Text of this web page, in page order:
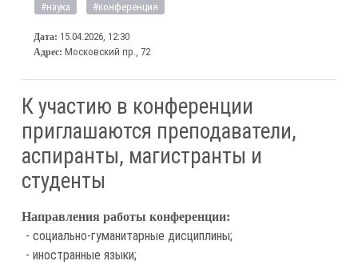
#наука #конференция
Дата: 15.04.2026, 12:30
Адрес: Московский пр., 72
К участию в конференции
приглашаются преподаватели,
аспиранты, магистранты и
студенты
Направления работы конференции:
- социально-гуманитарные дисциплины;
- иностранные языки;